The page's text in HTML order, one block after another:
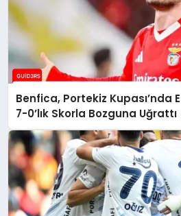
Benfica, Portekiz Kupası’nda
7-0’lık Skorla Bozguna Uğrattı